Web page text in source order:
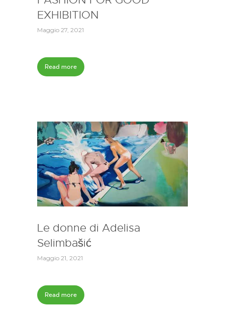
EXHIBITION
Maggio 27, 2021
Read more
Le donne di Adelisa
Selimbašić
Maggio 21, 2021
Read more